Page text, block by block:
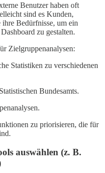
Benutzer haben oft
sind es Kunden,
Bedürfnisse, um ein
zu gestalten.
Zielgruppenanalysen:
Statistiken zu verschiedenen
Bundesamts.
zu priorisieren, die für
auswählen (z. B.